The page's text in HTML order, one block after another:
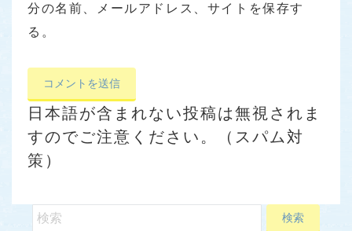
分の名前、メールアドレス、サイトを保存す
る。
日本語が含まれない投稿は無視されま
すのでご注意ください。（スパム対
策）